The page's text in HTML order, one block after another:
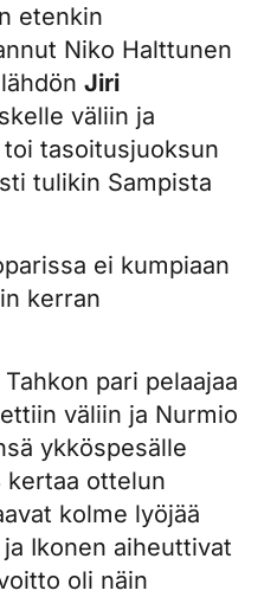
etenkin
Niko Halttunen
Jiri
väliin ja
toi tasoitusjuoksun
tulikin Sampista
ei kumpiaan
kerran
pari pelaajaa
väliin ja Nurmio
ykköspesälle
ottelun
kolme lyöjää
Ikonen aiheuttivat
oli näin